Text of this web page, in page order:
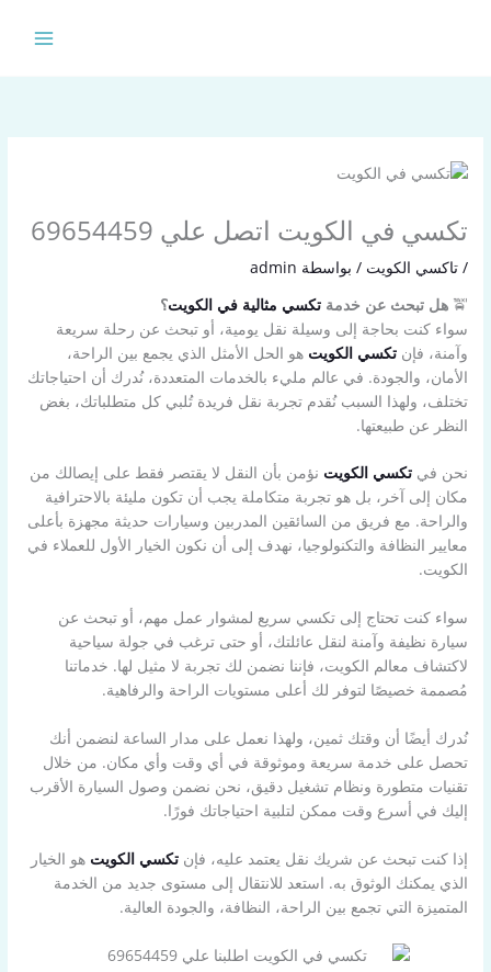
تكسي في الكويت اتصل علي 69654459
/تاكسي الكويت / بواسطة admin
🚖هل تبحث عن خدمةتكسي مثالية في الكويت؟
سواء كنت بحاجة إلى وسيلة نقل يومية، أو تبحث عن رحلة سريعة
وآمنة، فإنتكسي الكويت هو الحل الأمثل الذي يجمع بين الراحة،
الأمان، والجودة. في عالم مليء بالخدمات المتعددة، نُدرك أن احتياجاتك
تختلف، ولهذا السبب نُقدم تجربة نقل فريدة تُلبي كل متطلباتك، بغض
النظر عن طبيعتها.
نحن فيتكسي الكويت نؤمن بأن النقل لا يقتصر فقط على إيصالك من
مكان إلى آخر، بل هو تجربة متكاملة يجب أن تكون مليئة بالاحترافية
والراحة. مع فريق من السائقين المدربين وسيارات حديثة مجهزة بأعلى
معايير النظافة والتكنولوجيا، نهدف إلى أن نكون الخيار الأول للعملاء في
الكويت.
سواء كنت تحتاج إلى تكسي سريع لمشوار عمل مهم، أو تبحث عن
سيارة نظيفة وآمنة لنقل عائلتك، أو حتى ترغب في جولة سياحية
لاكتشاف معالم الكويت، فإننا نضمن لك تجربة لا مثيل لها. خدماتنا
مُصممة خصيصًا لتوفر لك أعلى مستويات الراحة والرفاهية.
نُدرك أيضًا أن وقتك ثمين، ولهذا نعمل على مدار الساعة لنضمن أنك
تحصل على خدمة سريعة وموثوقة في أي وقت وأي مكان. من خلال
تقنيات متطورة ونظام تشغيل دقيق، نحن نضمن وصول السيارة الأقرب
إليك في أسرع وقت ممكن لتلبية احتياجاتك فورًا.
إذا كنت تبحث عن شريك نقل يعتمد عليه، فإنتكسي الكويت هو الخيار
الذي يمكنك الوثوق به. استعد للانتقال إلى مستوى جديد من الخدمة
المتميزة التي تجمع بين الراحة، النظافة، والجودة العالية.